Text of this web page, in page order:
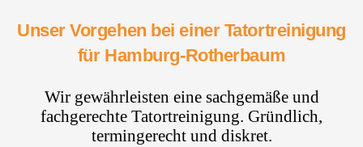
Unser Vorgehen bei einer Tatortreinigung
für Hamburg-Rotherbaum
Wir gewährleisten eine sachgemäße und
fachgerechte Tatortreinigung. Gründlich,
termingerecht und diskret.